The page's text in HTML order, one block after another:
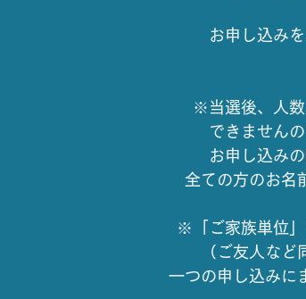
お申し込み
※当選後、人
できません
お申し込み
全ての方のお名
※「ご家族単位」
（ご友人など
一つの申し込みに